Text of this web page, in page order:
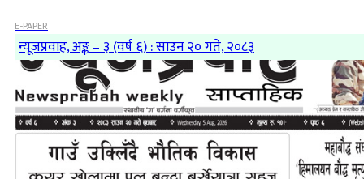
E-PAPER
न्यूजप्रवाह, अङ्क – ३ (वर्ष ६) : साउन २० गते, २०८३